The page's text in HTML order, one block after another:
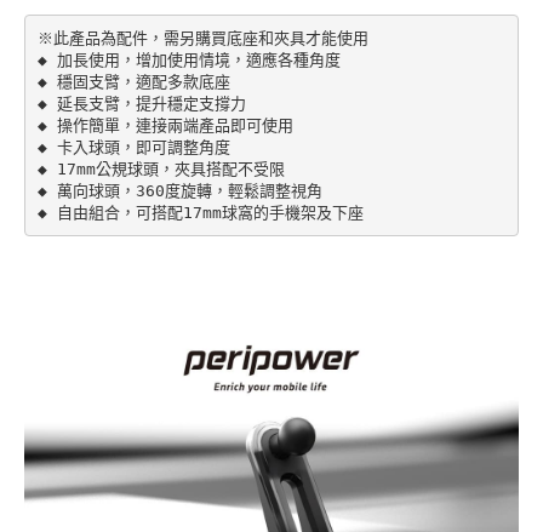
※此產品為配件，需另購買底座和夾具才能使用
◆ 加長使用，增加使用情境，適應各種角度
◆ 穩固支臂，適配多款底座
◆ 延長支臂，提升穩定支撐力
◆ 操作簡單，連接兩端產品即可使用
◆ 卡入球頭，即可調整角度
◆ 17mm公規球頭，夾具搭配不受限
◆ 萬向球頭，360度旋轉，輕鬆調整視角
◆ 自由組合，可搭配17mm球窩的手機架及下座